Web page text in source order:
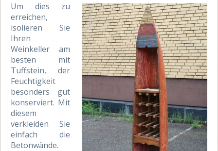
Um dies zu
erreichen,
isolieren Sie
Ihren
Weinkeller am
besten mit
Tuffstein, der
Feuchtigkeit
besonders gut
konserviert. Mit
diesem
verkleiden Sie
einfach die
Betonwände.